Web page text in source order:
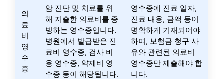
의
료
비
영
수
증
암 진단 및 치료를 위
해 지출한 의료비를 증
빙하는 영수증입니다.
병원에서 발급받은 진
료비 영수증, 검사 비
용 영수증, 약제비 영
수증 등이 해당됩니다.
영수증에 진료 일자,
진료 내용, 금액 등이
명확하게 기재되어야
하며, 보험금 청구 사
유와 관련된 의료비
영수증만 제출해야 합
니다.